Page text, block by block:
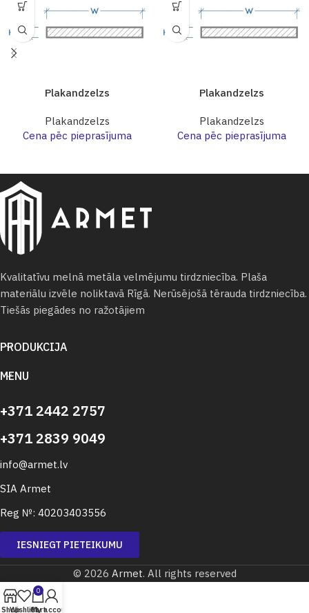
Plakandzelzs
Plakandzelzs
Cena pēc pieprasījuma
Plakandzelzs
Plakandzelzs
Cena pēc pieprasījuma
Kvalitatīvu melnā metāla velmējumu tirdzniecība. Plaša
materiālu izvēle noliktavā Rīgā. Nerūsējošā tērauda tirdzniecība.
Tiešās piegādes no ražotājiem
PRODUKCIJA
MENU
+371 2442 2757
+371 2839 9049
info@armet.lv
SIA Armet
Reg №: 40203403556
IESNIEGT PIETEIKUMU
© 2026 Armet. All rights reserved
ShopWishlist
0
Cart
My account